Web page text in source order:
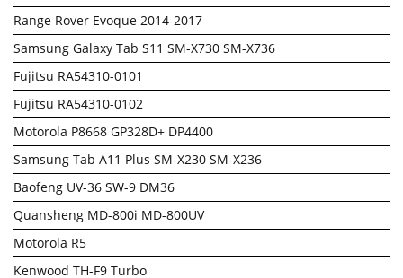
Range Rover Evoque 2014-2017
Samsung Galaxy Tab S11 SM-X730 SM-X736
Fujitsu RA54310-0101
Fujitsu RA54310-0102
Motorola P8668 GP328D+ DP4400
Samsung Tab A11 Plus SM-X230 SM-X236
Baofeng UV-36 SW-9 DM36
Quansheng MD-800i MD-800UV
Motorola R5
Kenwood TH-F9 Turbo